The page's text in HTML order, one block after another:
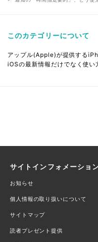
このカテゴリーについて
アップル(Apple)が提供する
iOSの最新情報だけでなく使い
サイトインフォメーショ
お知らせ
個人情報の取り扱いについて
サイトマップ
読者プレゼント提供